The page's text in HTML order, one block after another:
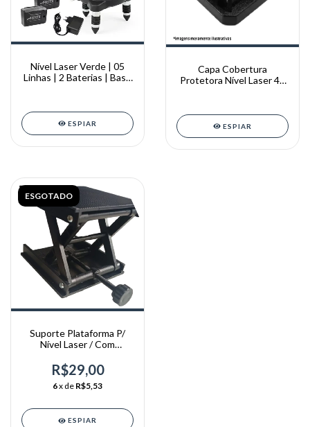
Nível Laser Verde | 05
Linhas | 2 Baterias | Base
ESPIAR
Capa Cobertura
Protetora Nível Laser 4d
ESPIAR
ESGOTADO
Suporte Plataforma P/
Nível Laser / Com
R$29,00
6x de R$5,53
ESPIAR